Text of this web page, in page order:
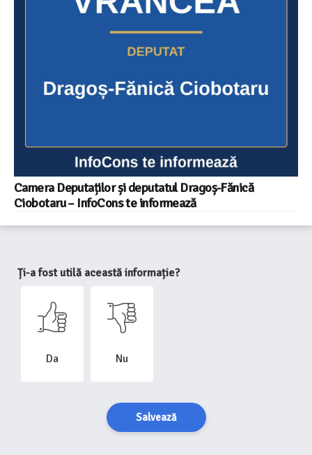
Camera Deputaților și deputatul Dragoș-Fănică
Ciobotaru – InfoCons te informează
Ți-a fost utilă această informație?
Da Nu
Salvează